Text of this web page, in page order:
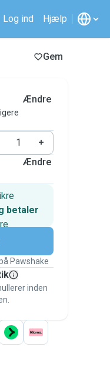
Log ind Hjælp
Gem
Ændre
+
Ændre
betaler
ændrer
første
dækket
.
Pawshake
inden